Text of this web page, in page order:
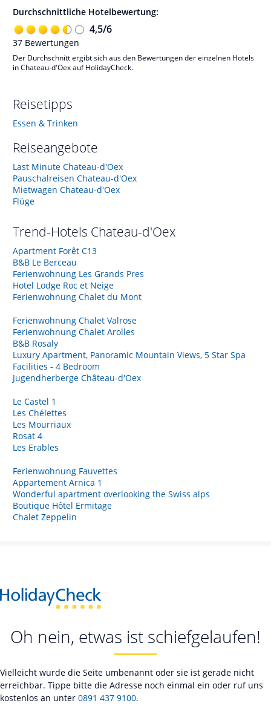
Durchschnittliche Hotelbewertung:
4,5/6
37 Bewertungen
Der Durchschnitt ergibt sich aus den Bewertungen der einzelnen Hotels
in Chateau-d'Oex auf HolidayCheck.
Reisetipps
Essen & Trinken
Reiseangebote
Last Minute Chateau-d'Oex
Pauschalreisen Chateau-d'Oex
Mietwagen Chateau-d'Oex
Flüge
Trend-Hotels Chateau-d'Oex
Apartment Forêt C13
B&B Le Berceau
Ferienwohnung Les Grands Pres
Hotel Lodge Roc et Neige
Ferienwohnung Chalet du Mont
Ferienwohnung Chalet Valrose
Ferienwohnung Chalet Arolles
B&B Rosaly
Luxury Apartment, Panoramic Mountain Views, 5 Star Spa
Facilities - 4 Bedroom
Jugendherberge Château-d'Oex
Le Castel 1
Les Chélettes
Les Mourriaux
Rosat 4
Les Erables
Ferienwohnung Fauvettes
Appartement Arnica 1
Wonderful apartment overlooking the Swiss alps
Boutique Hôtel Ermitage
Chalet Zeppelin
Oh nein, etwas ist schiefgelaufen!
Vielleicht wurde die Seite umbenannt oder sie ist gerade nicht
erreichbar. Tippe bitte die Adresse noch einmal ein oder ruf uns
kostenlos an unter 0891 437 9100.